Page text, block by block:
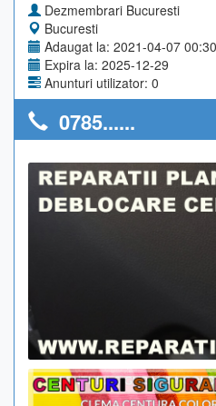
Dezmembrari Bucuresti
Bucuresti
Adaugat la: 2021-04-07
Expira la: 2025-12-29
Anunturi utilizator: 0
0785......